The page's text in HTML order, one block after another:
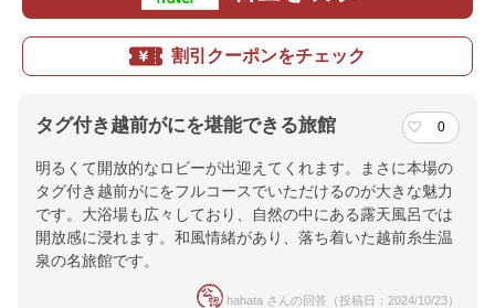
割引クーポンをチェック
タグ付き越前がにを堪能できる旅館 0
明るくて開放的なロビーが出迎えてくれます。まさに本場の
タグ付き越前がにをフルコースでいただけるのが大きな魅力
です。大浴場も広々しており、自然の中にある露天風呂では
開放感に浸れます。和風情緒があり、落ち着いた越前糸生温
泉の名旅館です。
hahata さんの回答（投稿日：2024/10/23）